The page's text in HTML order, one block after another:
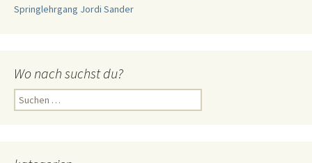
Springlehrgang Jordi Sander
Wo nach suchst du?
Suchen
nach: